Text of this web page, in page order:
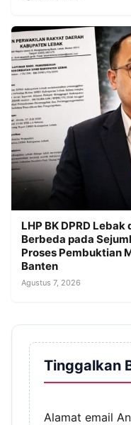
LHP BK DPRD
Berbeda pada
Proses Pembuktian
Banten
Agustus 7, 2026
Tinggalkan
Alamat email